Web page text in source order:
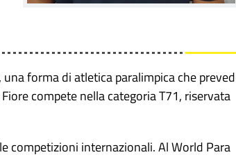
forma di atletica paralimpica che
compete nella categoria T71, riservata
competizioni internazionali. Al World Para